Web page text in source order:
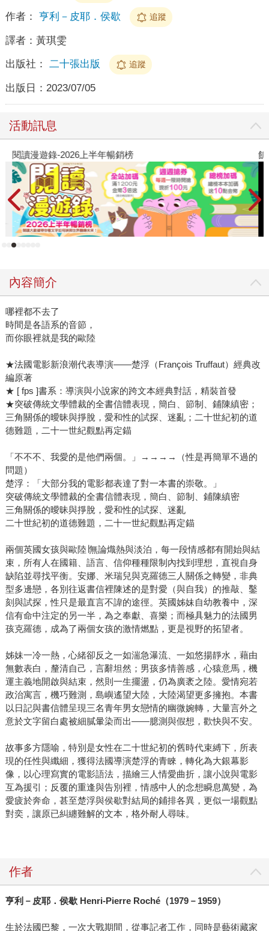
作者： 亨利－皮耶．侯歇 追蹤
譯者： 黃琪雯
出版社： 二十張出版 追蹤
出版日： 2023/07/05
活動訊息
閱讀漫遊錄-2026上半年暢銷榜 飢
內容簡介
哪裡都不去了
時間是各語系的音節，
而你眼裡就是我的歐陸
★法國電影新浪潮代表導演——楚浮（François Truffaut）經典改
編原著
★ [ fps ]書系：導演與小說家的跨文本經典對話，精裝首發
★突破傳統文學體裁的全書信體表現，簡白、節制、鋪陳縝密；
三角關係的曖昧與掙脫，愛和性的試探、迷亂；二十世紀初的道
德難題，二十一世紀觀點再定錨
「不不不、我愛的是他們兩個。」→→→→（性是再簡單不過的
問題）
楚浮：「大部分我的電影都表達了對一本書的崇敬。」
突破傳統文學體裁的全書信體表現，簡白、節制、鋪陳縝密
三角關係的曖昧與掙脫，愛和性的試探、迷亂
二十世紀初的道德難題，二十一世紀觀點再定錨
兩個英國女孩與歐陸∣無論熾熱與淡泊，每一段情感都有開始與結
束，所有人在國籍、語言、信仰種種限制內找到理想，直視自身
缺陷並尋找平衡。安娜、米瑞兒與克羅德三人關係之轉變，非典
型多邊戀，各別往返書信裡陳述的是對愛（與自我）的推敲、鑿
刻與試探，性只是最直言不諱的途徑。英國姊妹自幼教養中，深
信有命中注定的另一半，為之奉獻、喜樂；而極具魅力的法國男
孩克羅德，成為了兩個女孩的激情燃點，更是視野的拓望者。
姊妹一冷一熱，心緒卻反之一如湍急瀑流、一如悠揚靜水，藉由
無數表白，釐清自己，言辭坦然；男孩多情善感，心猿意馬，機
運主義地開啟與結束，然則一生擺盪，仍為廣袤之陸。愛情宛若
政治寓言，機巧難測，島嶼遙望大陸，大陸渴望更多擁抱。本書
以日記與書信體呈現三名青年男女戀情的幽微婉轉，大量言外之
意於文字留白處被細膩暈染而出——臆測與假想，歡快與不安。
故事多方隱喻，特別是女性在二十世紀初的舊時代束縛下，所表
現的任性與纖細，獲得法國導演楚浮的青睞，轉化為大銀幕影
像，以心理寫實的電影語法，描繪三人情愛曲折，讓小說與電影
互為援引；反覆的重逢與告別裡，情感中人的念想瞬息萬變，為
愛疲於奔命，甚至楚浮與侯歇對結局的鋪排各異，更似一場觀點
對奕，讓原已糾纏難解的文本，格外耐人尋味。
作者
亨利－皮耶．侯歇Henri-Pierre Roché（1979－ 1959）
生於法國巴黎，一次大戰期間，從事記者工作，同時是藝術藏家